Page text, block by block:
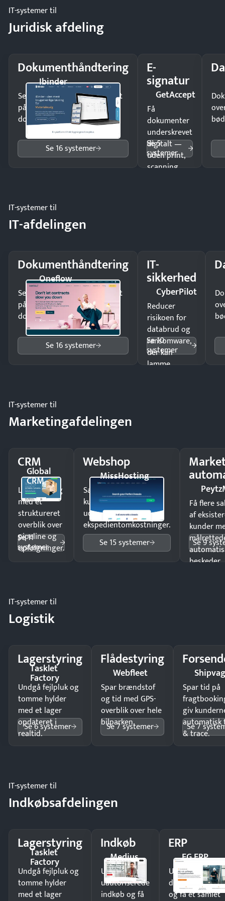
IT-systemer til
Juridisk afdeling
Dokumenthåndtering
Ibinder
Send kontrakter til underskrift
på minutter og mist ingen
dokumenter.
Se 16 systemer
E-
signatur
GetAccept
Få
dokumenter
underskrevet
digitalt —
uden print,
scanning
Se 5
systemer
IT-systemer til
IT-afdelingen
Dokumenthåndtering
Oneflow
Send kontrakter til underskrift
på minutter og mist ingen
dokumenter.
Se 16 systemer
IT-
sikkerhed
CyberPilot
Reducer
risikoen for
databrud og
ransomware,
der kan
lamme
Se 10
systemer
IT-systemer til
Marketingafdelingen
CRM
Global
CRM
Luk flere salg
med et
struktureret
overblik over
pipeline og
opfølgninger.
Se 11
systemer
Webshop
MissHosting
Sælg produkter 24/7 til
kunder i hele landet
uden
ekspedientomkostninger.
Se 15 systemer
Få flere
af
kunder
beskeder.
Se 9
IT-systemer til
Logistik
Lagerstyring
Tasklet
Factory
Undgå fejlpluk og
tomme hylder
med et lager
opdateret i
realtid.
Se 6 systemer
Flådestyring
Webfleet
Spar brændstof
og tid med GPS-
overblik over hele
bilparken.
Se 7 systemer
Spar tid på
giv
automatisk
& trace.
Se 7
IT-systemer til
Indkøbsafdelingen
Lagerstyring
Tasklet
Factory
Undgå fejlpluk og
tomme hylder
med et lager
Indkøb
Medius
Undgå
uautoriserede
indkøb og få
ERP
EG ERP
Undgå
og få ét samlet